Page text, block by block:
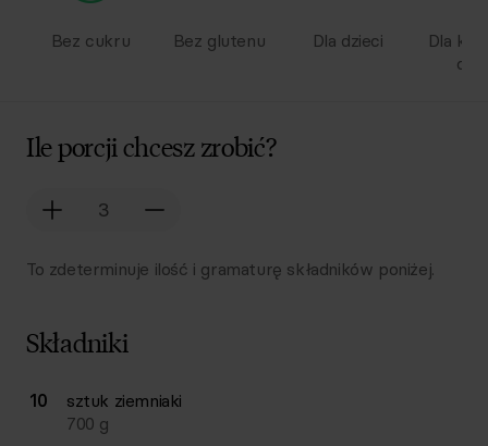
Bez cukru Bez glutenu Dla dzieci
Dla
Ile porcji chcesz zrobić?
To zdeterminuje ilość i gramaturę składników poniżej.
Składniki
Lista składników przepisu z ilościami i wagami
IlośćSkładnik
10 sztuk ziemniaki
700 g